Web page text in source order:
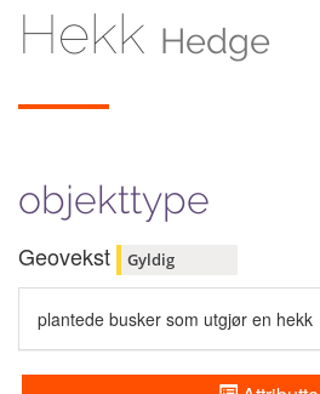
Hekk Hedge
objekttype
Geovekst Gyldig
plantede busker som utgjør en hekk